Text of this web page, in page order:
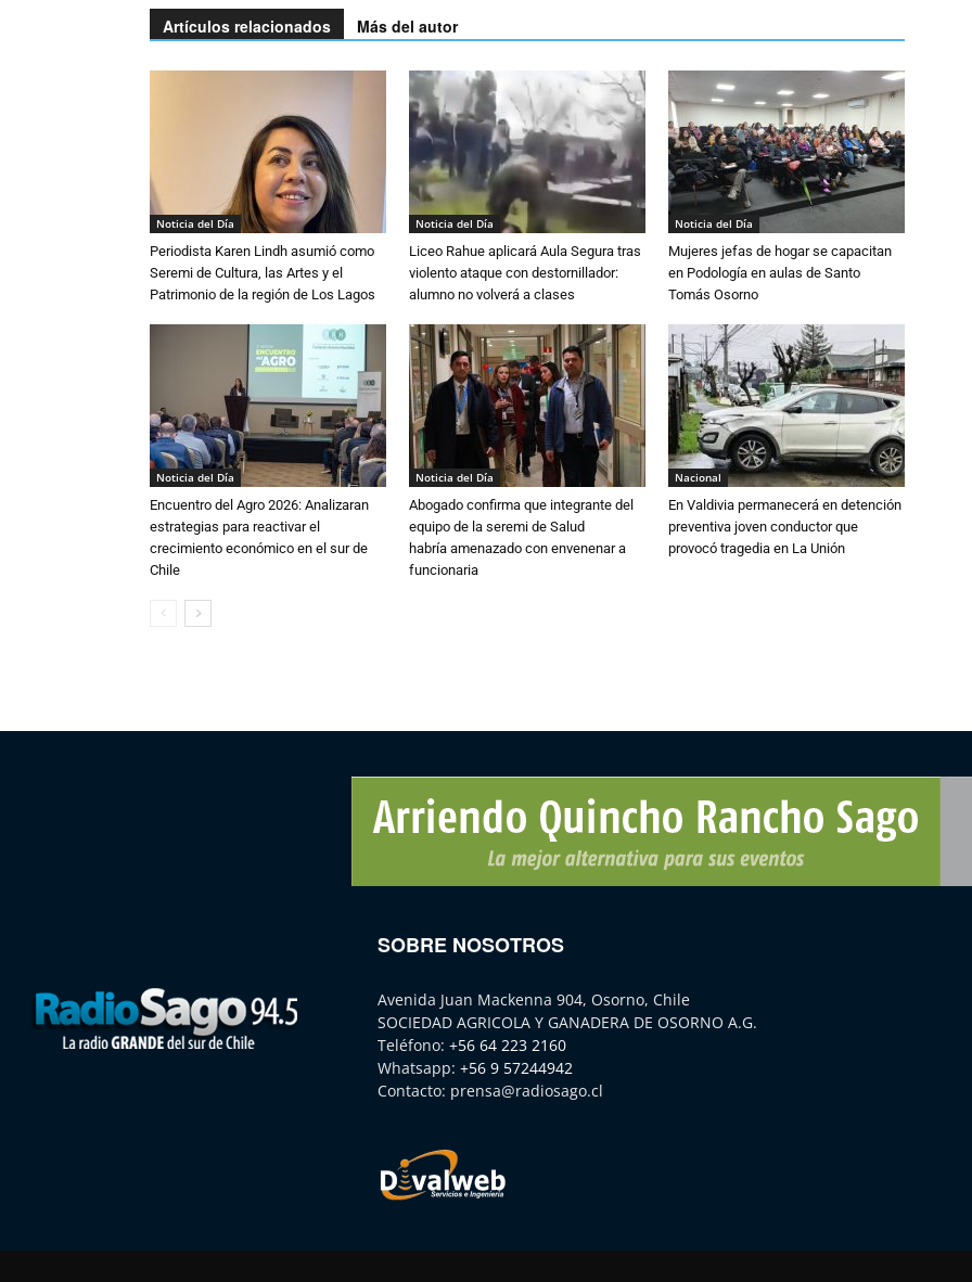
Artículos relacionados Más del autor
Noticia del Día
Periodista Karen Lindh asumió como
Seremi de Cultura, las Artes y el
Patrimonio de la región de Los Lagos
Noticia del Día
Liceo Rahue aplicará Aula Segura tras
violento ataque con destornillador:
alumno no volverá a clases
Noticia del Día
Mujeres jefas de hogar se capacitan
en Podología en aulas de Santo
Tomás Osorno
Noticia del Día
Encuentro del Agro 2026: Analizaran
estrategias para reactivar el
crecimiento económico en el sur de
Chile
Noticia del Día
Abogado confirma que integrante del
equipo de la seremi de Salud
habría amenazado con envenenar a
funcionaria
Nacional
En Valdivia permanecerá en detención
preventiva joven conductor que
provocó tragedia en La Unión
SOBRE NOSOTROS
Avenida Juan Mackenna 904, Osorno, Chile
SOCIEDAD AGRICOLA Y GANADERA DE OSORNO A.G.
Teléfono: +56 64 223 2160
Whatsapp: +56 9 57244942
Contacto: prensa@radiosago.cl